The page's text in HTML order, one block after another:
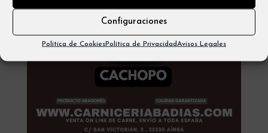
Configuraciones
Política de CookiesPolítica de Privacidad Avisos Legales